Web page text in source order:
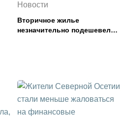
Новости
Вторичное жилье
незначительно подешевело